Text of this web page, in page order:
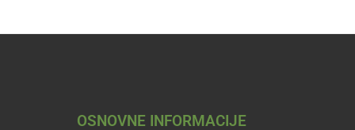
OSNOVNE INFORMACIJE